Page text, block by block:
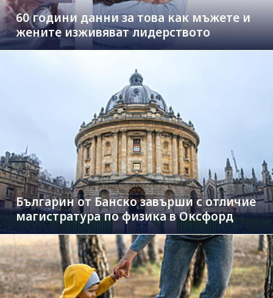
60 години данни за това как мъжете и
жените изживяват лидерството
Българин от Банско завърши с отличие
магистратура по физика в Оксфорд